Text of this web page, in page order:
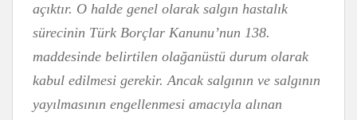
açıktır. O halde genel olarak salgın hastalık
sürecinin Türk Borçlar Kanunu’nun 138.
maddesinde belirtilen olağanüstü durum olarak
kabul edilmesi gerekir. Ancak salgının ve salgının
yayılmasının engellenmesi amacıyla alınan